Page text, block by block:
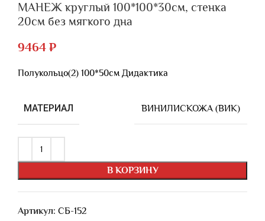
МАНЕЖ круглый 100*100*30см, стенка
20см без мягкого дна
9464 ₽
Полукольцо(2) 100*50см Дидактика
МАТЕРИАЛ ВИНИЛИСКОЖА (ВИК)
В КОРЗИНУ
Артикул: СБ-152